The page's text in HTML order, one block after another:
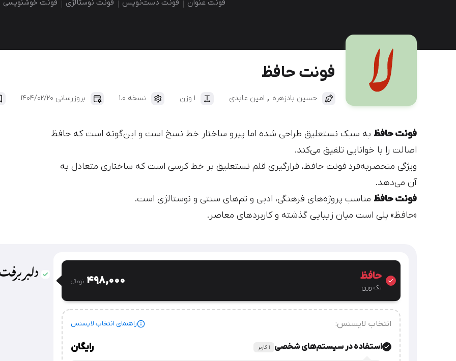
ایران‌یکان
فونت عنوان فونت دست‌نویس فونت نوستالژی فونت خوشنویسی
فونت حافظ
حسین بادزهره امین عابدی 1 وزن نسخه 1.0 بروزرسانی 1404/02/20
فونت حافظ به سبک نستعلیق طراحی شده اما پیرو ساختار خط نسخ است و این‌گونه است که حافظ
اصالت را با خوانایی تلفیق می‌کند.
ویژگی منحصربه‌فرد فونت حافظ، قرارگیری قلم نستعلیق بر خط کرسی است که ساختاری متعادل به
آن می‌دهد.
فونت حافظ مناسب پروژه‌های فرهنگی، ادبی و تم‌های سنتی و نوستالژی است.
«حافظ» پلی است میان زیبایی گذشته و کاربردهای معاصر.
حافظ
تک وزن
498,000 تومان‫ء‬
انتخاب لایسنس: راهنمای انتخاب لایسنس
استفاده در سیستم‌های شخصی ۱ کاربر رایگان